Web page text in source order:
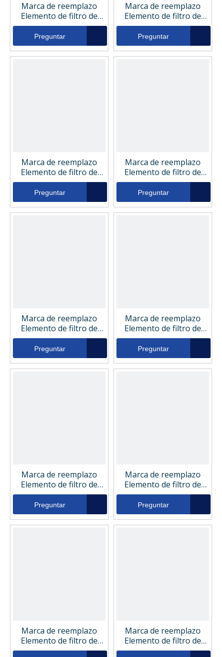
Marca de reemplazo
Elemento de filtro de
presión hidráulica
industrial DIHY13629
Preguntar
Marca de reemplazo
Elemento de filtro de
presión hidráulica
industrial 100-8737
Preguntar
Marca de reemplazo
Elemento de filtro de
presión hidráulica
industrial FLK02-00259
Preguntar
Marca de reemplazo
Elemento de filtro de
presión hidráulica
industrial HY13629
Preguntar
Marca de reemplazo
Elemento de filtro de
presión hidráulica
industrial HY13032
Preguntar
Marca de reemplazo
Elemento de filtro de
presión hidráulica
industrial 061025
Preguntar
Marca de reemplazo
Elemento de filtro de
presión hidráulica
industrial 060199
Preguntar
Marca de reemplazo
Elemento de filtro de
presión hidráulica
industrial FP10-4657
Preguntar
Marca de reemplazo
Elemento de filtro de
presión hidráulica
Marca de reemplazo
Elemento de filtro de
presión hidráulica